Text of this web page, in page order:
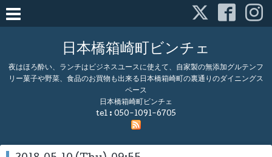
日本橋箱崎町ビンチェ
夜はほろ酔い、ランチはビジネスユースに使えて、自家製の無添加グルテンフ
リー菓子や野菜、食品のお買物も出来る日本橋箱崎町の裏通りのダイニングス
ペース
日本橋箱崎町ビンチェ
tel : 050-1091-6705